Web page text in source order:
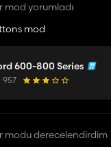
mod yorumladı
mod
600-800 Series
957
modu derecelendirdim